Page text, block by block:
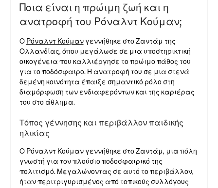
Ποια είναι η πρώιμη ζωή και η
ανατροφή του Ρόναλντ Κούμαν;
Ο Ρόναλντ Κούμανγεννήθηκε στο Ζαντάμ της
Ολλανδίας, όπου μεγάλωσε σε μια υποστηρικτική
οικογένεια που καλλιέργησε το πρώιμο πάθος του
για το ποδόσφαιρο. Η ανατροφή του σε μια στενά
δεμένη κοινότητα έπαιξε σημαντικό ρόλο στη
διαμόρφωση των ενδιαφερόντων και της καριέρας
του στο άθλημα.
Τόπος γέννησης και περιβάλλον παιδικής
ηλικίας
Ο Ρόναλντ Κούμαν γεννήθηκε στο Ζαντάμ, μια πόλη
γνωστή για τον πλούσιο ποδοσφαιρικό της
πολιτισμό. Μεγαλώνοντας σε αυτό το περιβάλλον,
ήταν περιτριγυρισμένος από τοπικούς συλλόγους